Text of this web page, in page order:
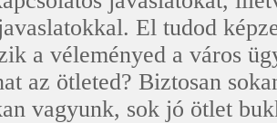
El tudod
a véleményed a város
az ötleted? Biztosan
vagyunk, sok jó ötlet